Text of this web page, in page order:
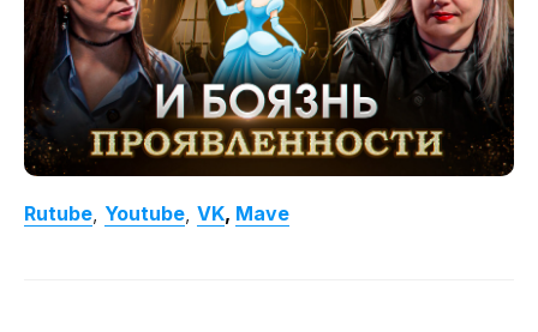
Rutube Youtube VK, Mave